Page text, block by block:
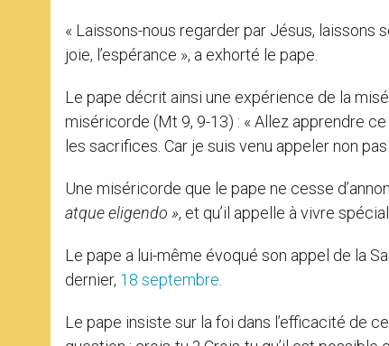
« Laissons-nous regarder par Jésus, laissons
joie, l’espérance », a exhorté le pape.
Le pape décrit ainsi une expérience de la
miséricorde (Mt 9, 9-13) : « Allez apprendre
les sacrifices. Car je suis venu appeler non
Une miséricorde que le pape ne cesse
atque eligendo », et qu’il appelle à vivre
Le pape a lui-même évoqué son appel de la
dernier, 18 septembre
Le pape insiste sur la foi dans l’efficacité de